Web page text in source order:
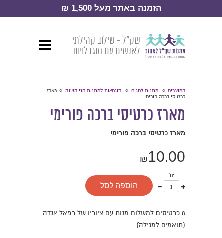
הזמנה באתר מעל 1,500 ₪
שק״ל - שילוב קהילתי
לאנשים עם מוגבלויות
המוצרים » מתנות לחגים » דוגמאות למתנות חגי השנה » מארז
כרטיסי ברכה פורימי
מארז כרטיסי ברכה פורימי
מארז כרטיסי ברכה פורימי
₪10.00
יח'
אחד
פחות
אחד
הוספה לסל
8 כרטיסים למשלוח מנות עם ציוריו של רפאל אנדה
(תואמים למגילה)